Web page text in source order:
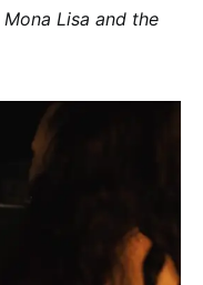
Mona Lisa and the